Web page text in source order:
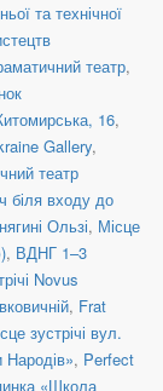
та технічної
театр,
16,
Gallery,
театр
біля входу до
Ользі, Місце
, ВДНГ 1–3
Novus
, Frat
зустрічі вул.
, Perfect
«Школа